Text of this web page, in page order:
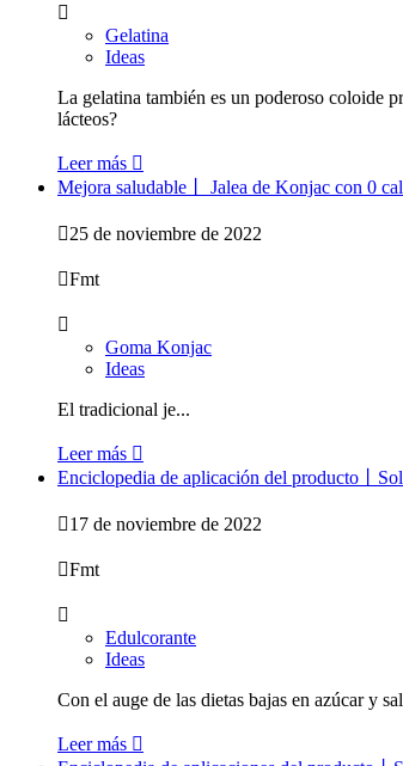

Gelatina
Ideas
La gelatina también es un poderoso coloide
lácteos?
Leer más 
Mejora saludable丨 Jalea de Konjac con 0
25 de noviembre de 2022
Fmt

Goma Konjac
Ideas
El tradicional je...
Leer más 
Enciclopedia de aplicación del producto丨
17 de noviembre de 2022
Fmt

Edulcorante
Ideas
Con el auge de las dietas bajas en azúcar y
Leer más 